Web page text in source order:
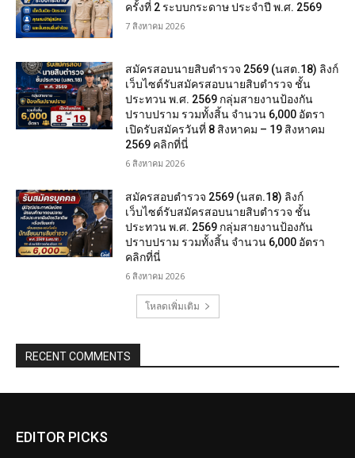
ครั้งที่ 2 ระบบกระดาษ ประจำปี พ.ศ. 2569
7 สิงหาคม 2026
สมัครสอบนายสิบตำรวจ 2569 (นสต.18) ลิงก์
เว็บไซต์รับสมัครสอบนายสิบตำรวจ ชั้น
ประทวน พ.ศ. 2569 กลุ่มสายงานป้องกัน
ปราบปราม รวมทั้งสิ้น จำนวน 6,000 อัตรา
เปิดรับสมัครวันที่ 8 สิงหาคม – 19 สิงหาคม
2569 คลิกที่นี่
6 สิงหาคม 2026
สมัครสอบตํารวจ 2569 (นสต.18) ลิงก์
เว็บไซต์รับสมัครสอบนายสิบตำรวจ ชั้น
ประทวน พ.ศ. 2569 กลุ่มสายงานป้องกัน
ปราบปราม รวมทั้งสิ้น จำนวน 6,000 อัตรา
คลิกที่นี่
6 สิงหาคม 2026
โหลดเพิ่มเติม
RECENT COMMENTS
EDITOR PICKS